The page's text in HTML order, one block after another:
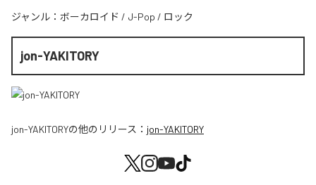
ジャンル： ボーカロイド / J-Pop / ロック
jon-YAKITORY
jon-YAKITORYの他のリリース： jon-YAKITORY